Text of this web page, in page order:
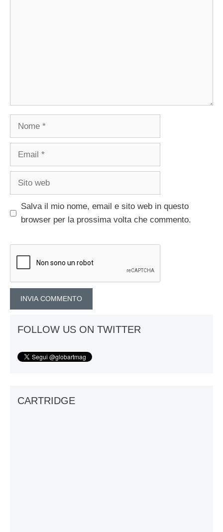
Nome
Email
Sito
Salva il mio nome, email e sito web in questo
browser per la prossima volta che commento.
FOLLOW US ON TWITTER
CARTRIDGE